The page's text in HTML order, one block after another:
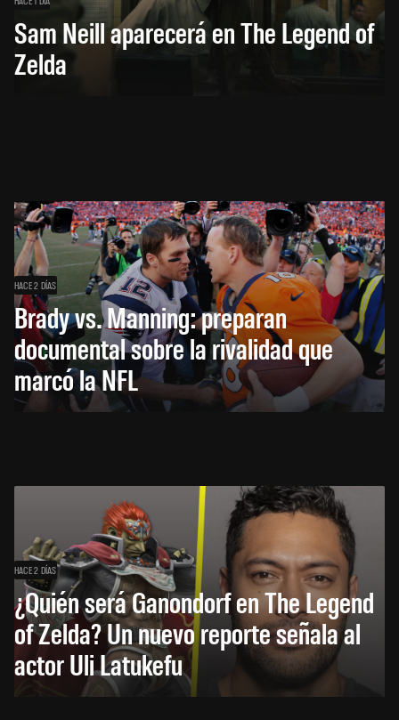
Sam Neill aparecerá en The Legend of
Zelda
HACE 2 DÍAS
Brady vs. Manning: preparan
documental sobre la rivalidad que
marcó la NFL
HACE 2 DÍAS
¿Quién será Ganondorf en The Legend
of Zelda? Un nuevo reporte señala al
actor Uli Latukefu